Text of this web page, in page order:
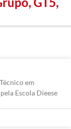
em
Escola Dieese